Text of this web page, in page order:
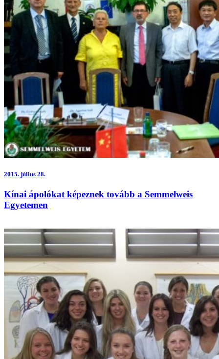
2015. július 28.
Kínai ápolókat képeznek tovább a Semmelweis
Egyetemen